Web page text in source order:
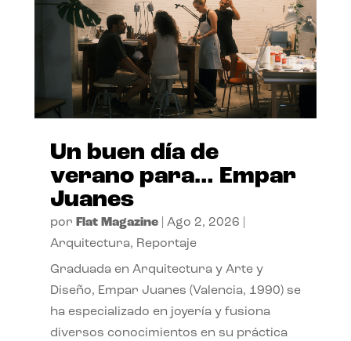
Un buen día de
verano para… Empar
Juanes
por Flat Magazine| Ago 2, 2026
Arquitectura, Reportaje
Graduada en Arquitectura y Arte y
Diseño, Empar Juanes (Valencia, 1990) se
ha especializado en joyería y fusiona
diversos conocimientos en su práctica